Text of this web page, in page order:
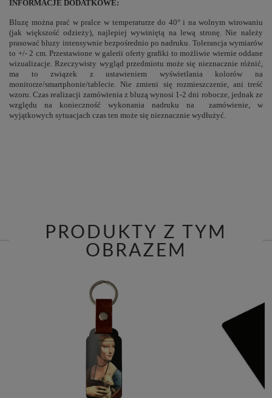
INFORMACJE DODATKOWE:
Bluzę można prać w pralce w temperaturze do 40° i na wolnym wirowaniu
(jak większość odzieży), najlepiej wywiniętą na lewą stronę. Nie należy
prasować bluzy intensywnie bezpośrednio po nadruku. Tolerancja wymiarów
to +/- 2 cm. Przestawione w galerii oferty grafiki to możliwie wiernie oddane
wizualizacje. Rzeczywisty wygląd przedmiotu może się nieznacznie różnić,
ma to związek z ustawieniem wyświetlania kolorów na
monitorze/smartphonie/tablecie. Nie zmieni się rozmieszczenie, ani treść
wzoru. Czas realizacji zamówienia z bluzą wynosi 1-2 dni robocze, jednak ze
względu na konieczność wykonania nadruku na zamówienie, w
wyjątkowych sytuacjach czas ten może się nieznacznie wydłużyć.
PRODUKTY Z TYM
OBRAZEM